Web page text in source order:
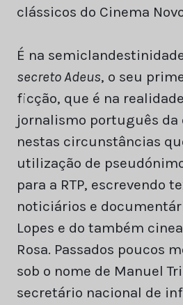
clássicos do Cinema
É na
secreto Adeus, o seu
ficção, que é na
jornalismo português da
nestas circunstâncias
utilização de
para a RTP, escrevendo
noticiários e
Lopes e do também
Rosa. Passados poucos
sob o nome de Manuel
secretário nacional de